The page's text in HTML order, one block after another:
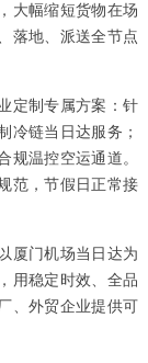
大幅缩短货物在场
落地、派送全节点
定制专属方案：针
冷链当日达服务；
规温控空运通道。
范，节假日正常接
厦门机场当日达为
用稳定时效、全品
、外贸企业提供可